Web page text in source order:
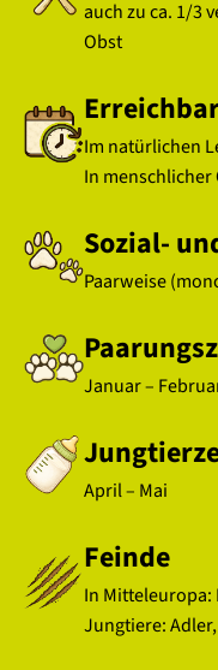
auch zu ca. 1/3
Obst
Im natürlichen
In menschlicher
Sozial-
Paarweise
Januar –
April – Mai
Feinde
In Mitteleuropa:
Jungtiere: